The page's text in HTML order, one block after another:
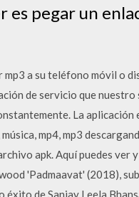
es pegar un
mp3 a su teléfono móvil o
de servicio que nuestro
La aplicación
mp4, mp3
apk. Aquí puedes ver
'Padmaavat' (2018),
éxito de Sanjay Leela